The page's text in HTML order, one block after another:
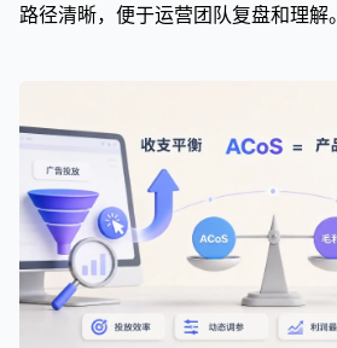
路径清晰，便于运营团队复盘和理解。